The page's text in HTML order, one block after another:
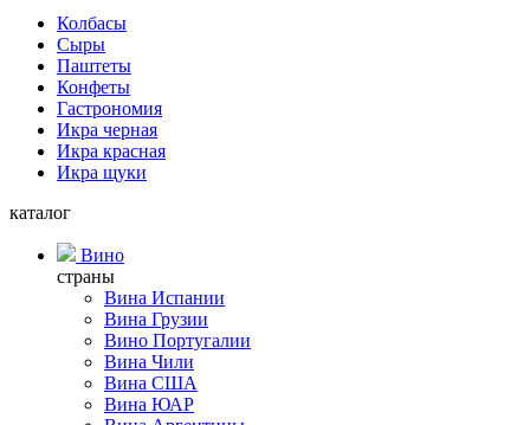
Колбасы
Сыры
Паштеты
Конфеты
Гастрономия
Икра черная
Икра красная
Икра щуки
каталог
Вино
страны
Вина Испании
Вина Грузии
Вино Португалии
Вина Чили
Вина США
Вина ЮАР